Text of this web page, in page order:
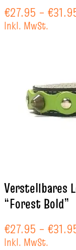
€27.95 – €
Inkl. MwSt.
Verstellbares
“Forest Bold”
€27.95 – €
Inkl. MwSt.